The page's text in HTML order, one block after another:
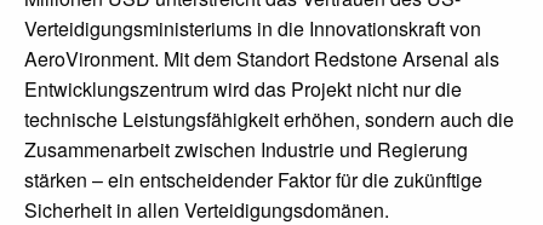
Verteidigungsministeriums in die Innovationskraft von
AeroVironment. Mit dem Standort Redstone Arsenal als
Entwicklungszentrum wird das Projekt nicht nur die
technische Leistungsfähigkeit erhöhen, sondern auch die
Zusammenarbeit zwischen Industrie und Regierung
stärken – ein entscheidender Faktor für die zukünftige
Sicherheit in allen Verteidigungsdomänen.